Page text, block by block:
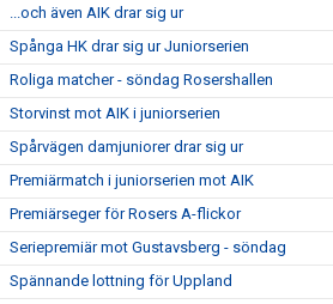
...och även AIK drar sig ur
Spånga HK drar sig ur Juniorserien
Roliga matcher - söndag Rosershallen
Storvinst mot AIK i juniorserien
Spårvägen damjuniorer drar sig ur
Premiärmatch i juniorserien mot AIK
Premiärseger för Rosers A-flickor
Seriepremiär mot Gustavsberg - söndag
Spännande lottning för Uppland